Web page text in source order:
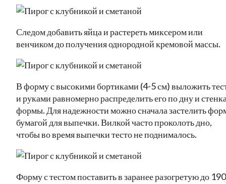
Следом добавить яйца и растереть миксером или
венчиком до получения однородной кремовой массы.
В форму с высокими бортиками (4-5 см) выложить
и руками равномерно распределить его по дну и
формы. Для надежности можно сначала застелить
бумагой для выпечки. Вилкой часто проколоть дно,
чтобы во время выпечки тесто не поднималось.
Форму с тестом поставить в заранее разогретую до